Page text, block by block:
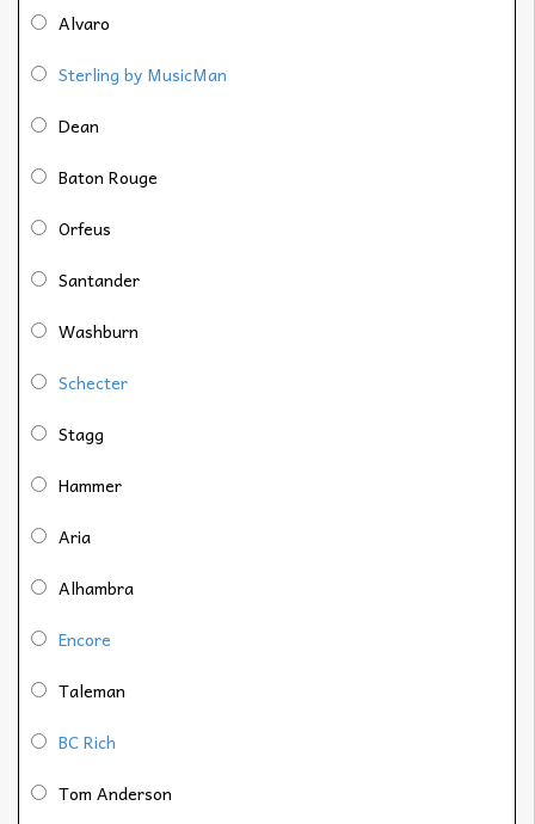
Alvaro
Sterling by MusicMan
Dean
Baton Rouge
Orfeus
Santander
Washburn
Schecter
Stagg
Hammer
Aria
Alhambra
Encore
Taleman
BC Rich
Tom Anderson